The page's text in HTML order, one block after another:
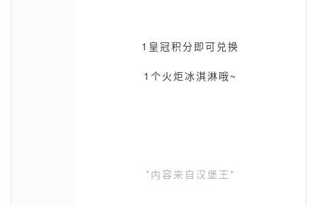
1皇冠积分即可兑换
1个火炬冰淇淋哦~
*内容来自汉堡王*